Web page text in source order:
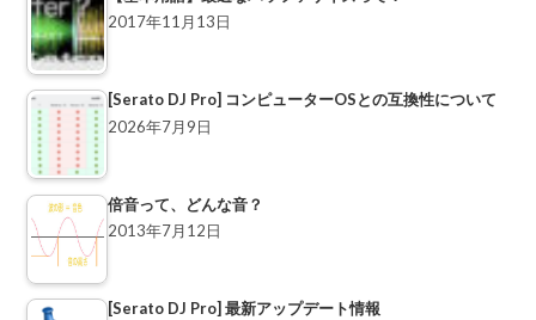
2017年11月13日
[Serato DJ Pro] コンピューターOSとの互換性について
2026年7月9日
倍音って、どんな音？
2013年7月12日
[Serato DJ Pro] 最新アップデート情報